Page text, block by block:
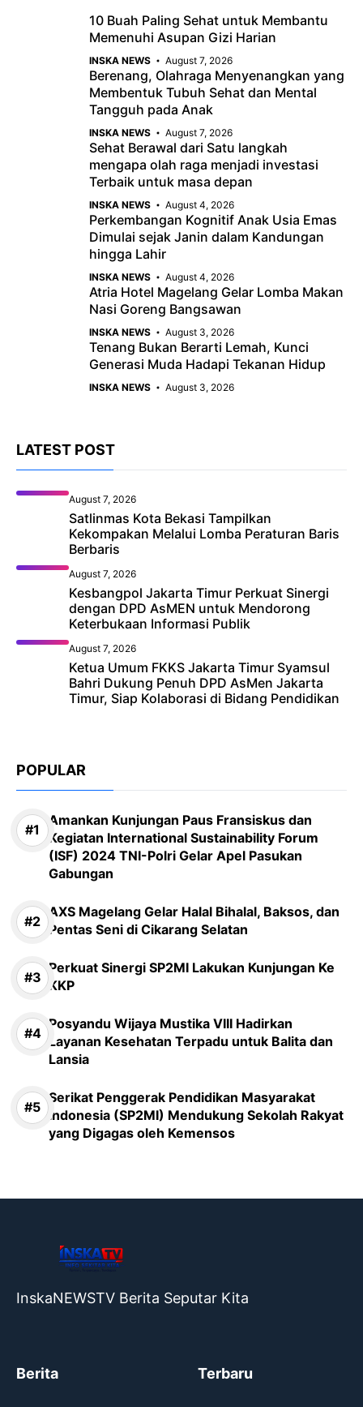
o
o
k
A
p
p
a
m
10 Buah Paling Sehat untuk Membantu
Memenuhi Asupan Gizi Harian
INSKA NEWS August 7, 2026
Berenang, Olahraga Menyenangkan yang
Membentuk Tubuh Sehat dan Mental
Tangguh pada Anak
INSKA NEWS August 7, 2026
Sehat Berawal dari Satu langkah
mengapa olah raga menjadi investasi
Terbaik untuk masa depan
INSKA NEWS August 4, 2026
Perkembangan Kognitif Anak Usia Emas
Dimulai sejak Janin dalam Kandungan
hingga Lahir
INSKA NEWS August 4, 2026
Atria Hotel Magelang Gelar Lomba Makan
Nasi Goreng Bangsawan
INSKA NEWS August 3, 2026
Tenang Bukan Berarti Lemah, Kunci
Generasi Muda Hadapi Tekanan Hidup
INSKA NEWS August 3, 2026
LATEST POST
August 7, 2026
Satlinmas Kota Bekasi Tampilkan
Kekompakan Melalui Lomba Peraturan Baris
Berbaris
August 7, 2026
Kesbangpol Jakarta Timur Perkuat Sinergi
dengan DPD AsMEN untuk Mendorong
Keterbukaan Informasi Publik
August 7, 2026
Ketua Umum FKKS Jakarta Timur Syamsul
Bahri Dukung Penuh DPD AsMen Jakarta
Timur, Siap Kolaborasi di Bidang Pendidikan
POPULAR
Amankan Kunjungan Paus Fransiskus dan
Kegiatan International Sustainability Forum
(ISF) 2024 TNI-Polri Gelar Apel Pasukan
Gabungan
AXS Magelang Gelar Halal Bihalal, Baksos, dan
Pentas Seni di Cikarang Selatan
Perkuat Sinergi SP2MI Lakukan Kunjungan Ke
KKP
Posyandu Wijaya Mustika VIII Hadirkan
Layanan Kesehatan Terpadu untuk Balita dan
Lansia
Serikat Penggerak Pendidikan Masyarakat
Indonesia (SP2MI) Mendukung Sekolah Rakyat
yang Digagas oleh Kemensos
InskaNEWSTV Berita Seputar Kita
Berita Terbaru